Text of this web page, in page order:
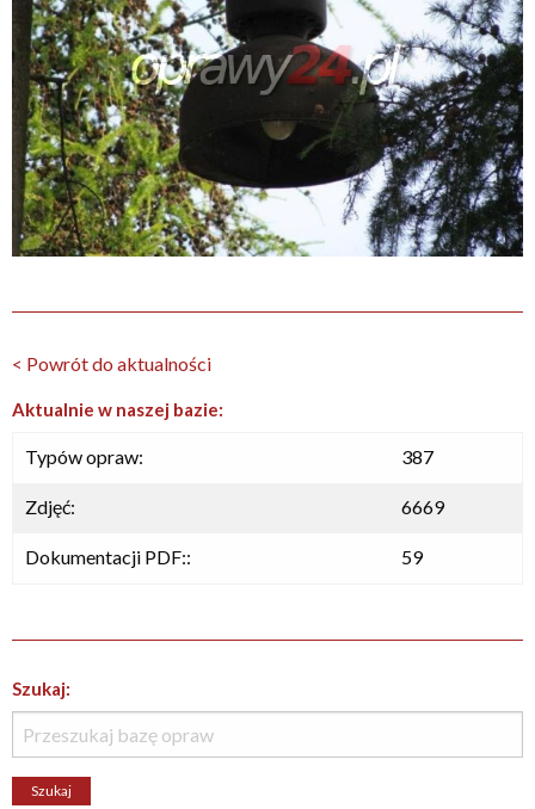
< Powrót do aktualności
Aktualnie w naszej bazie:
Typów opraw: 387
Zdjęć: 6669
Dokumentacji PDF:: 59
Szukaj: